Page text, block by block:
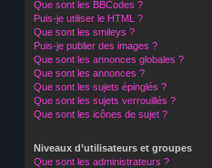
Que sont les BBCodes ?
Puis-je utiliser le HTML ?
Que sont les smileys ?
Puis-je publier des images ?
Que sont les annonces globales ?
Que sont les annonces ?
Que sont les sujets épinglés ?
Que sont les sujets verrouillés ?
Que sont les icônes de sujet ?
Niveaux d’utilisateurs et groupes
Que sont les administrateurs ?